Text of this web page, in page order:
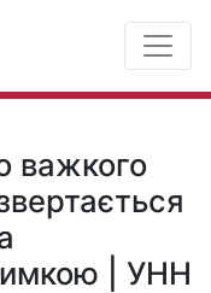
важкого
| УНН